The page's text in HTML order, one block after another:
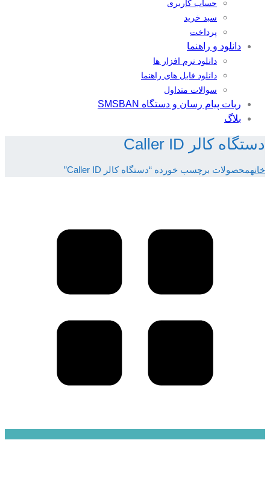
حساب کاربری
سبد خرید
پرداخت
دانلود و راهنما
دانلود نرم افزار ها
دانلود فایل های راهنما
سوالات متداول
ربات پیام رسان و دستگاه SMSBAN
بلاگ
دستگاه کالر Caller ID
خانهمحصولات برچسب خورده “دستگاه کالر Caller ID”